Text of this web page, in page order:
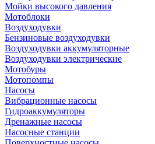
Мойки высокого давления
Мотоблоки
Воздуходувки
Бензиновые воздуходувки
Воздуходувки аккумуляторные
Воздуходувки электрические
Мотобуры
Мотопомпы
Насосы
Вибрационные насосы
Гидроаккумуляторы
Дренажные насосы
Насосные станции